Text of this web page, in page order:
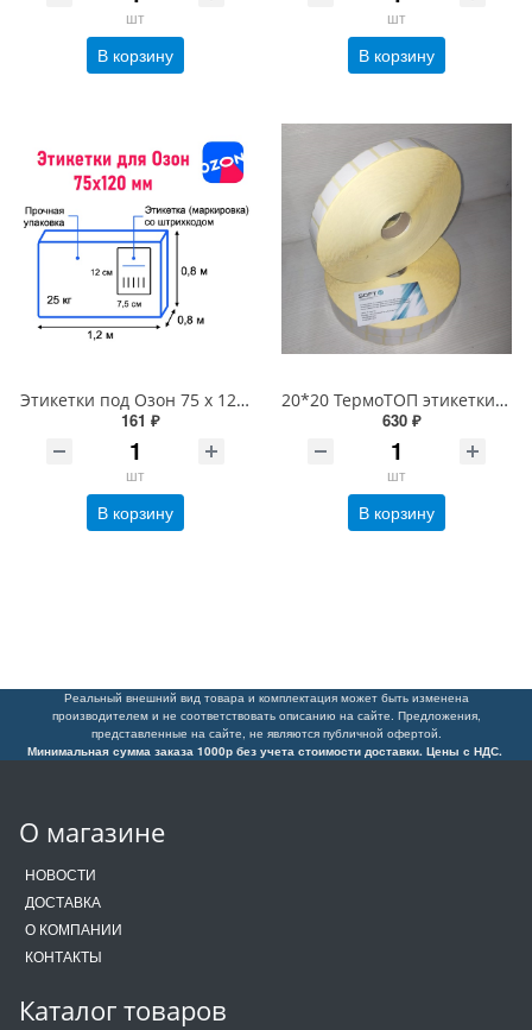
шт
В корзину
шт
В корзину
Этикетки под Озон 75 х 120/ 250 шт термоЭКо (термоэтикетки Ozon 75*120) d80мм для принтеров G-Printer и X-Printer
161 ₽
шт
В корзину
20*20 ТермоТОП этикетки Честный знак 10000шт/рулон, вт 40 или 76мм
630 ₽
шт
В корзину
Реальный внешний вид товара и комплектация может быть изменена
производителем и не соответствовать описанию на сайте. Предложения,
представленные на сайте, не являются публичной офертой.
Минимальная сумма заказа 1000р без учета стоимости доставки. Цены с НДС.
О магазине
НОВОСТИ
ДОСТАВКА
О КОМПАНИИ
КОНТАКТЫ
Каталог товаров